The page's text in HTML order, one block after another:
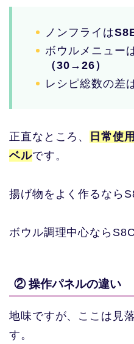
ノンフライは
ボウルメニュー
（30→26）
レシピ総数の差
正直なところ、
日常使
ベルです。
揚げ物をよく作るなら
ボウル調理中心なら
② 操作パネルの違い
地味ですが、ここは見
す。